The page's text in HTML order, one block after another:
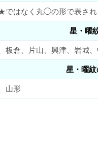
はなく丸◯の形で表され
星・曜
板倉、片山、興津、岩城
星・曜
山形